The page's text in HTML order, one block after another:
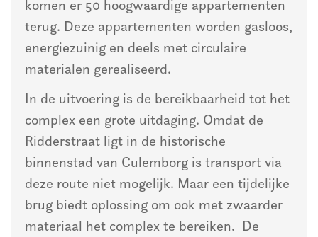
komen er 50 hoogwaardige appartementen
terug. Deze appartementen worden gasloos,
energiezuinig en deels met circulaire
materialen gerealiseerd.
In de uitvoering is de bereikbaarheid tot het
complex een grote uitdaging. Omdat de
Ridderstraat ligt in de historische
binnenstad van Culemborg is transport via
deze route niet mogelijk. Maar een tijdelijke
brug biedt oplossing om ook met zwaarder
materiaal het complex te bereiken. De